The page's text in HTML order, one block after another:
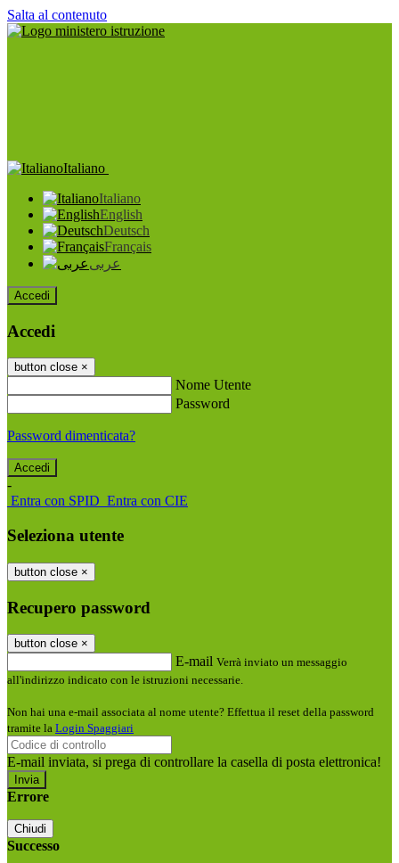
Salta al contenuto
Italiano
Italiano
English
Deutsch
Français
عربى
Accedi
Accedi
button close ×
Nome Utente
Password
Password dimenticata?
-
Entra con SPID Entra con CIE
Seleziona utente
button close ×
Recupero password
button close ×
E-mail Verrà inviato un messaggio
all'indirizzo indicato con le istruzioni necessarie.
Non hai una e-mail associata al nome utente? Effettua il reset della password
tramite la Login Spaggiari
E-mail inviata, si prega di controllare la casella di posta elettronica!
Errore
Chiudi
Successo